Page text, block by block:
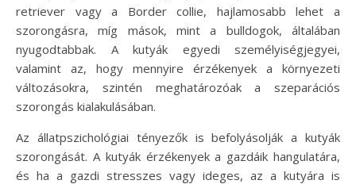
retriever vagy a Border collie, hajlamosabb lehet a
szorongásra, míg mások, mint a bulldogok, általában
nyugodtabbak. A kutyák egyedi személyiségjegyei,
valamint az, hogy mennyire érzékenyek a környezeti
változásokra, szintén meghatározóak a szeparációs
szorongás kialakulásában.
Az állatpszichológiai tényezők is befolyásolják a kutyák
szorongását. A kutyák érzékenyek a gazdáik hangulatára,
és ha a gazdi stresszes vagy ideges, az a kutyára is